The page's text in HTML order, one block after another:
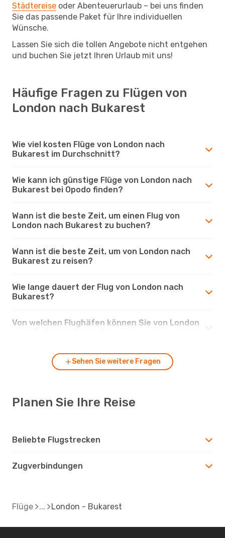
Städtereise oder Abenteuerurlaub – bei uns finden
Sie das passende Paket für Ihre individuellen
Wünsche.
Lassen Sie sich die tollen Angebote nicht entgehen
und buchen Sie jetzt Ihren Urlaub mit uns!
Häufige Fragen zu Flügen von
London nach Bukarest
Wie viel kosten Flüge von London nach
Bukarest im Durchschnitt?
Wie kann ich günstige Flüge von London nach
Bukarest bei Opodo finden?
Wann ist die beste Zeit, um einen Flug von
London nach Bukarest zu buchen?
Wann ist die beste Zeit, um von London nach
Bukarest zu reisen?
Wie lange dauert der Flug von London nach
Bukarest?
Von welchen Flughäfen können Sie von London
Sehen Sie weitere Fragen
Planen Sie Ihre Reise
Beliebte Flugstrecken
Zugverbindungen
Flüge London - Bukarest